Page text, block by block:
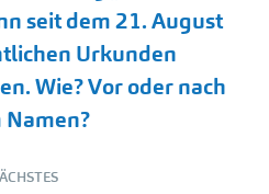
Vorheriger
Beitrag:
seit dem 21. August
Urkunden
Wie? Vor oder nach
Namen?